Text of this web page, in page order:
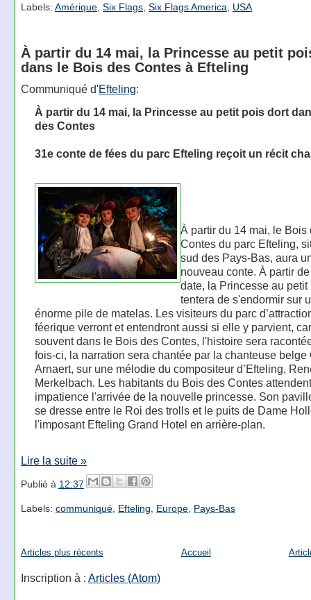
Labels: Amérique, Six Flags, Six Flags America USA
À partir du 14 mai, la Princesse au petit
dans le Bois des Contes à Efteling
Communiqué d'Efteling:
À partir du 14 mai, la Princesse au petit pois dort
des Contes
31e conte de fées du parc Efteling reçoit un récit
À partir du 14 mai, le Bois
Contes du parc Efteling,
sud des Pays-Bas, aura
nouveau conte. À partir
date, la Princesse au petit
tentera de s'endormir sur
énorme pile de matelas. Les visiteurs du parc
féerique verront et entendront aussi si elle y parvient,
souvent dans le Bois des Contes, l'histoire sera
fois-ci, la narration sera chantée par la chanteuse belge
Arnaert, sur une mélodie du compositeur d’Efteling,
Merkelbach. Les habitants du Bois des Contes
impatience l'arrivée de la nouvelle princesse. Son
se dresse entre le Roi des trolls et le puits de Dame
l'imposant Efteling Grand Hotel en arrière-plan.
Lire la suite »
Publié à 12:37
Labels: communiqué, Efteling Europe, Pays-Bas
Articles plus récents Accueil
Inscription à : Articles (Atom)